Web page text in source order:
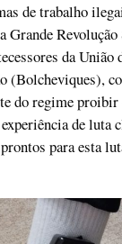
de trabalho
Grande
da União
(Bolcheviques),
do regime
de luta
para esta